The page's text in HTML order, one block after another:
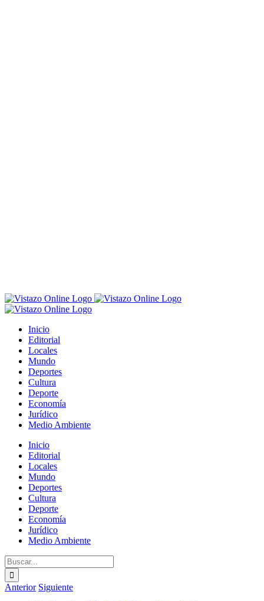
Inicio
Editorial
Locales
Mundo
Deportes
Cultura
Deporte
Economía
Jurídico
Medio Ambiente
Inicio
Editorial
Locales
Mundo
Deportes
Cultura
Deporte
Economía
Jurídico
Medio Ambiente
Buscar:
Anterior Siguiente